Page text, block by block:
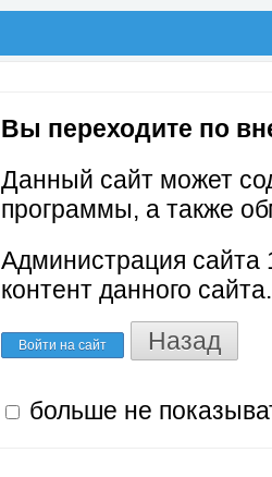
Вы переходите по
Данный сайт может
программы, а также
Администрация сайта
контент данного сайта.
Войти на сайт Назад
больше не